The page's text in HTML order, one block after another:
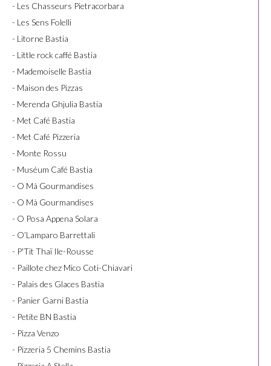
- Les Chasseurs Pietracorbara
- Les Sens Folelli
- Litorne Bastia
- Little rock caffé Bastia
- Mademoiselle Bastia
- Maison des Pizzas
- Merenda Ghjulia Bastia
- Met Café Bastia
- Met Café Pizzeria
- Monte Rossu
- Muséum Café Bastia
- O Mà Gourmandises
- O Mà Gourmandises
- O Posa Appena Solara
- O’Lamparo Barrettali
- P'Tit Thaï Ile-Rousse
- Paillote chez Mico Coti-Chiavari
- Palais des Glaces Bastia
- Panier Garni Bastia
- Petite BN Bastia
- Pizza Venzo
- Pizzeria 5 Chemins Bastia